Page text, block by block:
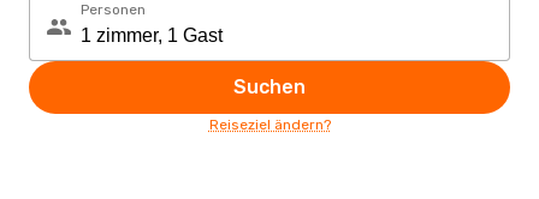
Personen
Suchen
Reiseziel ändern?